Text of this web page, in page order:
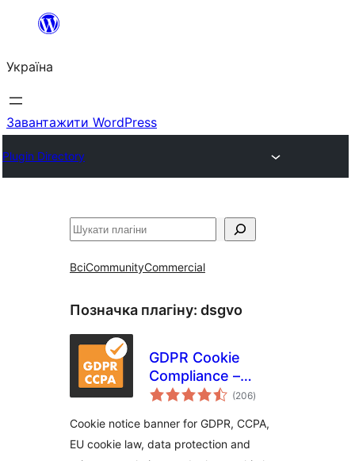
Перейти
вмісту
Україна
Завантажити WordPress
Plugin Directory
Пошук
ВсіCommunityCommercial
Позначка плагіну: dsgvo
GDPR Cookie
Compliance –
Cookie Banner,
Cookie Notice for
CCPA, EU Cookie
(206загальний
рейтинг
)
Cookie notice banner for GDPR, CCPA,
EU cookie law, data protection and